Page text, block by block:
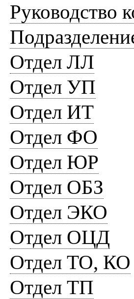
Руководство
Отдел ЛЛ
Отдел УП
Отдел ИТ
Отдел ФО
Отдел ЮР
Отдел ОБЗ
Отдел ЭКО
Отдел ОЦД
Отдел ТО, КО
Отдел ТП